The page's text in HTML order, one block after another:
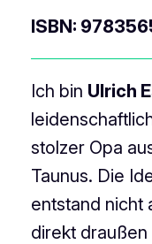
ISBN:
Ich bin Ulrich
stolzer Opa
Taunus. Die
entstand nicht
direkt draußen